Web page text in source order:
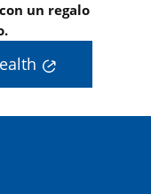
un regalo